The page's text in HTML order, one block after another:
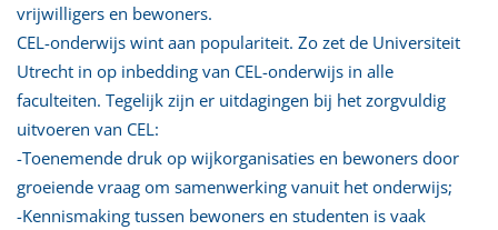
vrijwilligers en bewoners.
CEL-onderwijs wint aan populariteit. Zo zet de Universiteit
Utrecht in op inbedding van CEL-onderwijs in alle
faculteiten. Tegelijk zijn er uitdagingen bij het zorgvuldig
uitvoeren van CEL:
-Toenemende druk op wijkorganisaties en bewoners door
groeiende vraag om samenwerking vanuit het onderwijs;
-Kennismaking tussen bewoners en studenten is vaak